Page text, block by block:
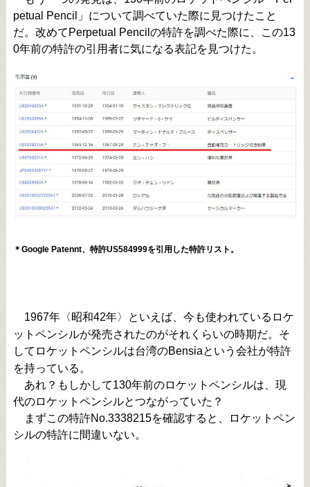
petual Pencil」について調べていた際に見つけたこと
だ。改めてPerpetual Pencilの特許を調べた際に、この13
0年前の特許の引用者に気になる表記を見つけた。
＊Google Patennt、特許US584999を引用した特許リスト。
1967年〈昭和42年〉といえば、今も使われているロケ
ットペンシルが発売されたのがそれくらいの時期だ。そ
してロケットペンシルは台湾のBensiaという会社が特許
を持っている。
あれ？もしかして130年前のロケットペンシルは、現
代のロケットペンシルとつながっていた？
まずこの特許No.3338215を確認すると、ロケットペン
シルの特許に間違いない。